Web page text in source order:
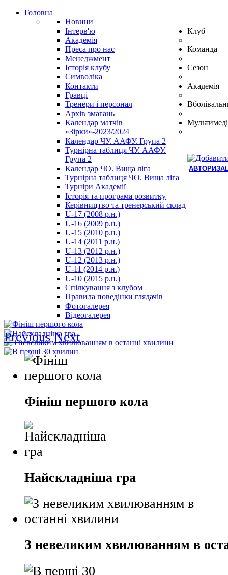
Головна
Новини
Інтерв'ю
Академія
Преса про нас
Клуб
Менеджмент
Історія клубу
Символіка
Контакти
Команда
Гравці
Тренери і персонал
Архів змагань
Сезон
Календар матчів
«Зірки»-2023/2024
Календар ЧУ. ААФУ. Група 2
Турнірна таблиця ЧУ. ААФУ.
Група 2
Календар ЧО. Вища ліга
Турнірна таблиця ЧО. Вища ліга
Академія
Турніри Академії
Історія та програма розвитку
Керівництво та тренерський склад
U-17 (2008 р.н.)
U-16 (2009 р.н.)
U-15 (2010 р.н.)
U-14 (2011 р.н.)
U-13 (2012 р.н.)
U-12 (2013 р.н.)
U-11 (2014 р.н.)
U-10 (2015 р.н.)
Спілкування з клубом
Правила поведінки глядачів
Фотогалерея
Відеогалерея
Previous Next
Фініш першого кола
Найскладніша гра
З невеликим хвилюванням в